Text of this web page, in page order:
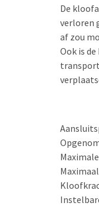
De
verloren
af zou
Ook is